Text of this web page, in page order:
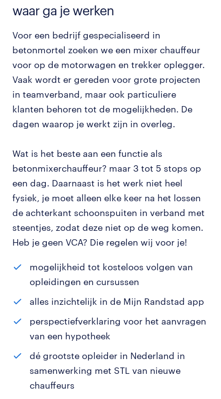
waar ga je werken
Voor een bedrijf gespecialiseerd in
betonmortel zoeken we een mixer chauffeur
voor op de motorwagen en trekker oplegger.
Vaak wordt er gereden voor grote projecten
in teamverband, maar ook particuliere
klanten behoren tot de mogelijkheden. De
dagen waarop je werkt zijn in overleg.
Wat is het beste aan een functie als
betonmixerchauffeur? maar 3 tot 5 stops op
een dag. Daarnaast is het werk niet heel
fysiek, je moet alleen elke keer na het lossen
de achterkant schoonspuiten in verband met
steentjes, zodat deze niet op de weg komen.
Heb je geen VCA? Die regelen wij voor je!
mogelijkheid tot kosteloos volgen van
opleidingen en cursussen
alles inzichtelijk in de Mijn Randstad app
perspectiefverklaring voor het aanvragen
van een hypotheek
dé grootste opleider in Nederland in
samenwerking met STL van nieuwe
chauffeurs